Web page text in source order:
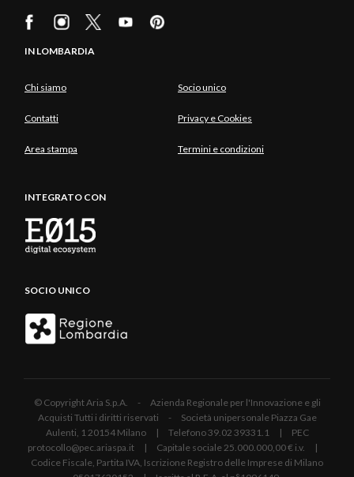
IN LOMBARDIA
Chi siamo Socio unico
Contatti Privacy e Cookies
Area stampa Termini e condizioni
INTEGRATO CON
SOCIO UNICO
© Copyright Aria S.p.A. - Azienda Regionale per l'Innovazione e gli
Acquisti Tutti i diritti riservati - Società unipersonale Piazza Gae
Aulenti, 1 20154 Milano | Telefono 39.02 39331.1 | PEC
protocollo@pec.ariaspa.it | Capitale sociale 25.000.000,00 € i.v. |
Codice Fiscale, Partita IVA, Iscrizione Registro delle Imprese di Milano